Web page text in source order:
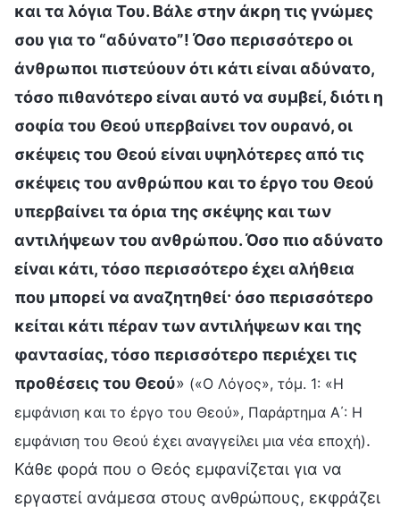
και τα λόγια Του. Βάλε στην άκρη τις γνώμες
σου για το “αδύνατο”! Όσο περισσότερο οι
άνθρωποι πιστεύουν ότι κάτι είναι αδύνατο,
τόσο πιθανότερο είναι αυτό να συμβεί, διότι η
σοφία του Θεού υπερβαίνει τον ουρανό, οι
σκέψεις του Θεού είναι υψηλότερες από τις
σκέψεις του ανθρώπου και το έργο του Θεού
υπερβαίνει τα όρια της σκέψης και των
αντιλήψεων του ανθρώπου. Όσο πιο αδύνατο
είναι κάτι, τόσο περισσότερο έχει αλήθεια
που μπορεί να αναζητηθεί· όσο περισσότερο
κείται κάτι πέραν των αντιλήψεων και της
φαντασίας, τόσο περισσότερο περιέχει τις
προθέσεις του Θεού» («Ο Λόγος», τόμ. 1: «Η
εμφάνιση και το έργο του Θεού», Παράρτημα Α΄: Η
εμφάνιση του Θεού έχει αναγγείλει μια νέα εποχή).
Κάθε φορά που ο Θεός εμφανίζεται για να
εργαστεί ανάμεσα στους ανθρώπους, εκφράζει